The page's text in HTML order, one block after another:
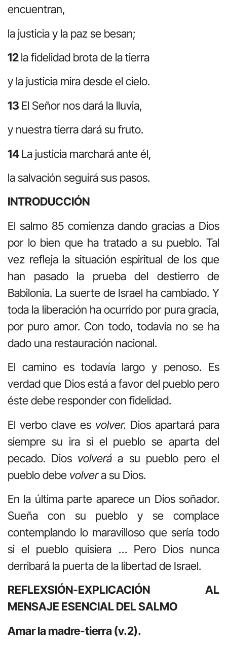
encuentran,
la justicia y la paz se besan;
12la fidelidad brota de la tierra
y la justicia mira desde el cielo.
13 El Señor nos dará la lluvia,
y nuestra tierra dará su fruto.
14La justicia marchará ante él,
la salvación seguirá sus pasos.
INTRODUCCIÓN
El salmo 85 comienza dando gracias a Dios
por lo bien que ha tratado a su pueblo. Tal
vez refleja la situación espiritual de los que
han pasado la prueba del destierro de
Babilonia. La suerte de Israel ha cambiado. Y
toda la liberación ha ocurrido por pura gracia,
por puro amor. Con todo, todavía no se ha
dado una restauración nacional.
El camino es todavía largo y penoso. Es
verdad que Dios está a favor del pueblo pero
éste debe responder con fidelidad.
El verbo clave es volver. Dios apartará para
siempre su ira si el pueblo se aparta del
pecado. Dios volveráa su pueblo pero el
pueblo debe volvera su Dios.
En la última parte aparece un Dios soñador.
Sueña con su pueblo y se complace
contemplando lo maravilloso que sería todo
si el pueblo quisiera … Pero Dios nunca
derribará la puerta de la libertad de Israel.
REFLEXSIÓN-EXPLICACIÓN AL
MENSAJE ESENCIAL DEL SALMO
Amar la madre-tierra (v.2).